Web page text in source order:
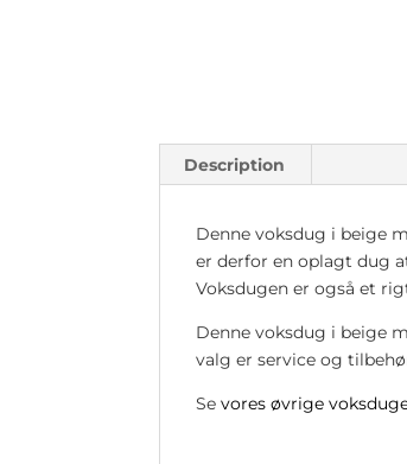
Description
Denne voksdug i beige
er derfor en oplagt dug
Voksdugen er også et
Denne voksdug i beige
valg er service og
Sevores øvrige